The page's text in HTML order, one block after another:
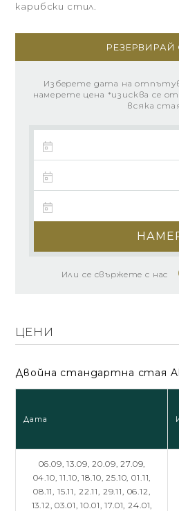
карибски стил.
РЕЗЕРВИРАЙ
Изберете дата на
намерете цена *изисква се
всяка
Или се свържете с нас
ЦЕНИ
Двойна стандартна стая Al
Дата
06.09,13.09,20.09,27.09,
04.10,11.10,18.10,25.10,01.11,
08.11, 15.11, 22.11, 29.11, 06.12,
13.12,03.01,10.01,17.01,24.01,